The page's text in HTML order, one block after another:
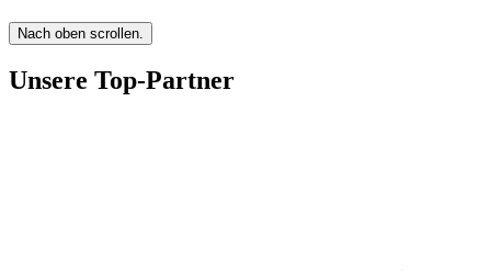
Nach oben scrollen.
Unsere Top-Partner